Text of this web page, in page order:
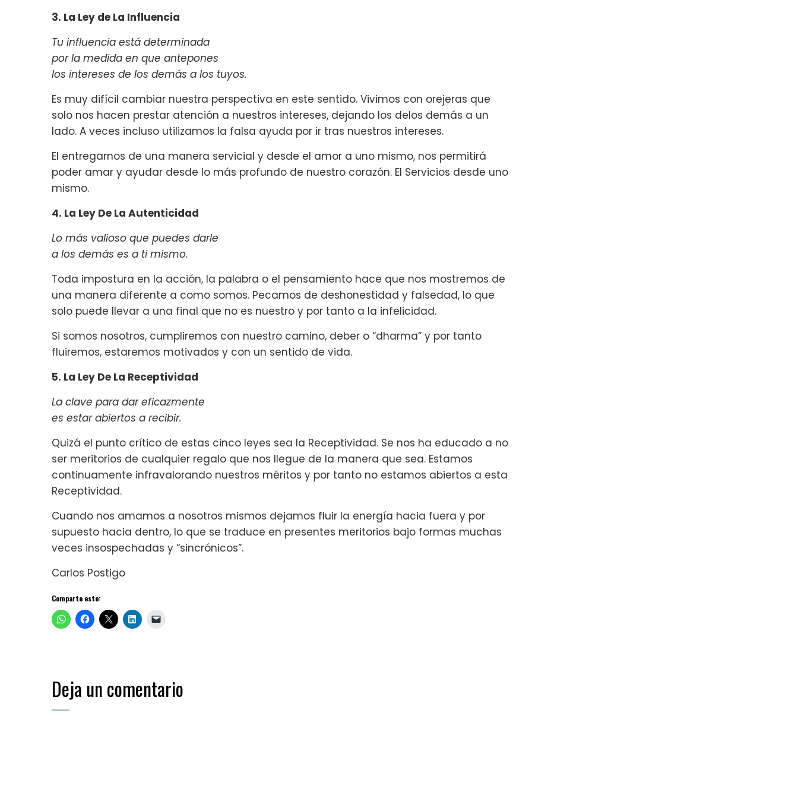
3. La Ley de La Influencia
Tu influencia está determinada
por la medida en que antepones
los intereses de los demás a los tuyos.
Es muy difícil cambiar nuestra perspectiva en este sentido. Vivimos con orejeras que
solo nos hacen prestar atención a nuestros intereses, dejando los delos demás a un
lado. A veces incluso utilizamos la falsa ayuda por ir tras nuestros intereses.
El entregarnos de una manera servicial y desde el amor a uno mismo, nos permitirá
poder amar y ayudar desde lo más profundo de nuestro corazón. El Servicios desde uno
mismo.
4. La Ley De La Autenticidad
Lo más valioso que puedes darle
a los demás es a ti mismo.
Toda impostura en la acción, la palabra o el pensamiento hace que nos mostremos de
una manera diferente a como somos. Pecamos de deshonestidad y falsedad, lo que
solo puede llevar a una final que no es nuestro y por tanto a la infelicidad.
Si somos nosotros, cumpliremos con nuestro camino, deber o “dharma” y por tanto
fluiremos, estaremos motivados y con un sentido de vida.
5. La Ley De La Receptividad
La clave para dar eficazmente
es estar abiertos a recibir.
Quizá el punto crítico de estas cinco leyes sea la Receptividad. Se nos ha educado a no
ser meritorios de cualquier regalo que nos llegue de la manera que sea. Estamos
continuamente infravalorando nuestros méritos y por tanto no estamos abiertos a esta
Receptividad.
Cuando nos amamos a nosotros mismos dejamos fluir la energía hacia fuera y por
supuesto hacia dentro, lo que se traduce en presentes meritorios bajo formas muchas
veces insospechadas y “sincrónicos”.
Carlos Postigo
Comparte esto:
Deja un comentario